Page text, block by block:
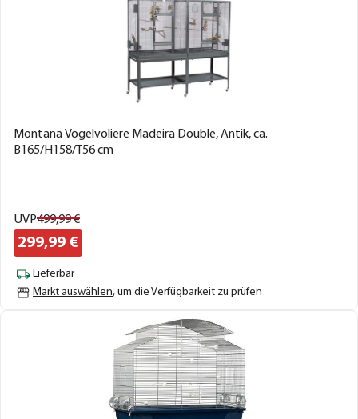
Montana Vogelvoliere Madeira Double, Antik, ca.
B165/H158/T56 cm
UVP499,99€
299,99 €
Lieferbar
Markt auswählen, um die Verfügbarkeit zu prüfen